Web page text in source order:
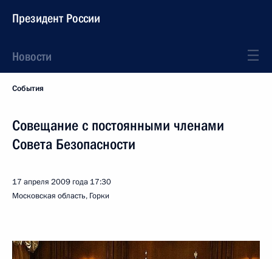
Президент России
Новости
События
Совещание с постоянными членами
Совета Безопасности
17 апреля 2009 года 17:30
Московская область, Горки